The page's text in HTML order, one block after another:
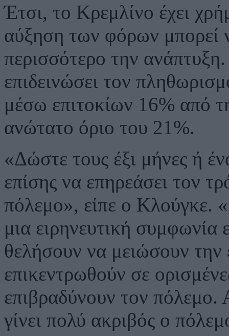
Έτσι, το Κρεμλίνο έχει
αύξηση των φόρων μπορεί
περισσότερο την
επιδεινώσει τον
μέσω επιτοκίων 16% από
ανώτατο όριο του 21%.
«Δώστε τους έξι μήνες ή
επίσης να επηρεάσει τον
πόλεμο», είπε ο Κλούγκε.
μια ειρηνευτική συμφωνία
θελήσουν να μειώσουν
επικεντρωθούν σε
επιβραδύνουν τον
γίνει πολύ ακριβός ο